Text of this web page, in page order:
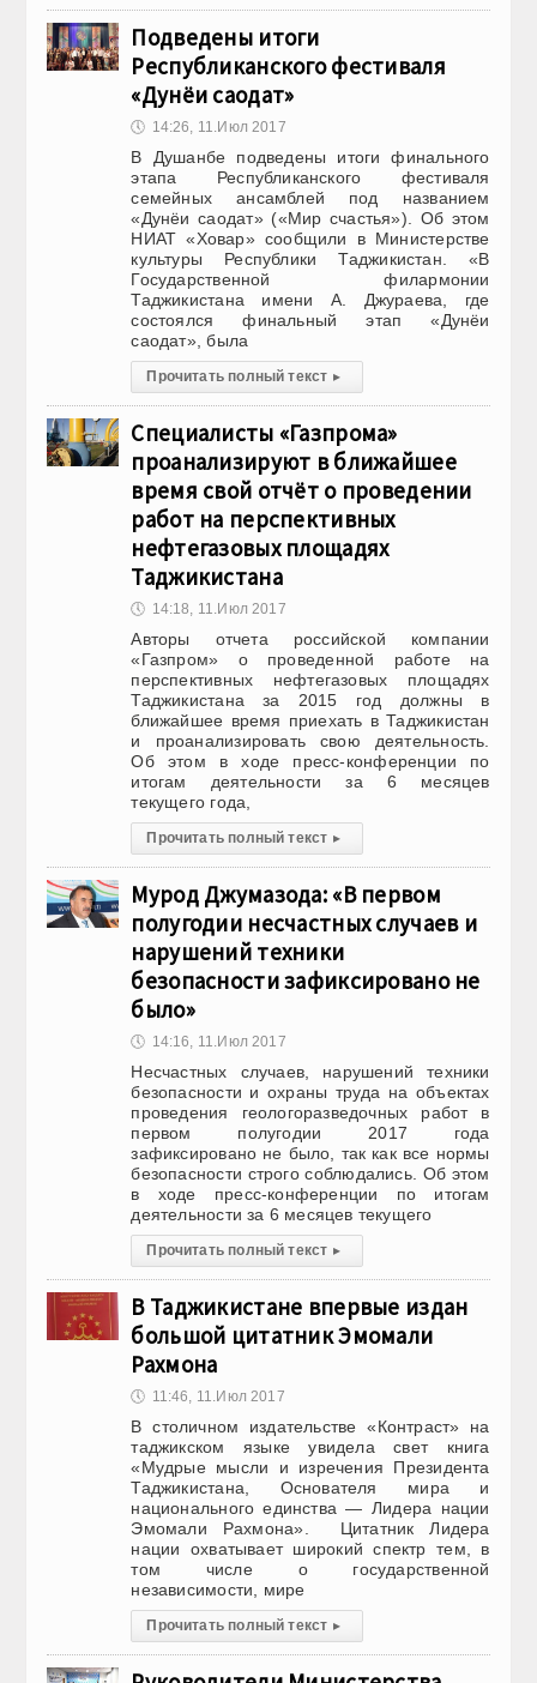
Подведены итоги
Республиканского фестиваля
«Дунёи саодат»
🕔 14:26, 11.Июл 2017
В Душанбе подведены итоги финального
этапа Республиканского фестиваля
семейных ансамблей под названием
«Дунёи саодат» («Мир счастья»). Об этом
НИАТ «Ховар» сообщили в Министерстве
культуры Республики Таджикистан. «В
Государственной филармонии
Таджикистана имени А. Джураева, где
состоялся финальный этап «Дунёи
саодат», была
Прочитать полный текст ▸
Специалисты «Газпрома»
проанализируют в ближайшее
время свой отчёт о проведении
работ на перспективных
нефтегазовых площадях
Таджикистана
🕔 14:18, 11.Июл 2017
Авторы отчета российской компании
«Газпром» о проведенной работе на
перспективных нефтегазовых площадях
Таджикистана за 2015 год должны в
ближайшее время приехать в Таджикистан
и проанализировать свою деятельность.
Об этом в ходе пресс-конференции по
итогам деятельности за 6 месяцев
текущего года,
Прочитать полный текст ▸
Мурод Джумазода: «В первом
полугодии несчастных случаев и
нарушений техники
безопасности зафиксировано не
было»
🕔 14:16, 11.Июл 2017
Несчастных случаев, нарушений техники
безопасности и охраны труда на объектах
проведения геологоразведочных работ в
первом полугодии 2017 года
зафиксировано не было, так как все нормы
безопасности строго соблюдались. Об этом
в ходе пресс-конференции по итогам
деятельности за 6 месяцев текущего
Прочитать полный текст ▸
В Таджикистане впервые издан
большой цитатник Эмомали
Рахмона
🕔 11:46, 11.Июл 2017
В столичном издательстве «Контраст» на
таджикском языке увидела свет книга
«Мудрые мысли и изречения Президента
Таджикистана, Основателя мира и
национального единства — Лидера нации
Эмомали Рахмона». Цитатник Лидера
нации охватывает широкий спектр тем, в
том числе о государственной
независимости, мире
Прочитать полный текст ▸